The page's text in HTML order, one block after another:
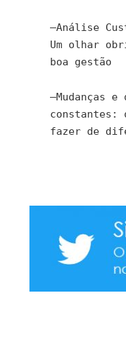
–Análise
Um olhar
boa gestão
–Mudanças
constantes:
fazer de